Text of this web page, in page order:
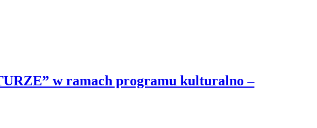
w ramach programu kulturalno –